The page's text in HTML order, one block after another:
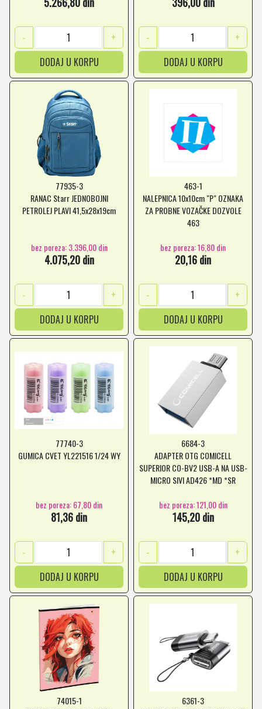
-
+
DODAJ U KORPU
-
+
DODAJ U KORPU
77935-3
RANAC Starr JEDNOBOJNI
PETROLEJ PLAVI 41,5x28x19cm
bez poreza: 3.396,00 din
4.075,20 din
-
+
DODAJ U KORPU
463-1
NALEPNICA 10x10cm "P" OZNAKA
ZA PROBNE VOZAČKE DOZVOLE
463
bez poreza: 16,80 din
20,16 din
-
+
DODAJ U KORPU
77740-3
GUMICA CVET YL221516 1/24 WY
bez poreza: 67,80 din
81,36 din
-
+
DODAJ U KORPU
6684-3
ADAPTER OTG COMICELL
SUPERIOR CO-BV2 USB-A NA USB-
MICRO SIVI AD426 *MD *SR
bez poreza: 121,00 din
145,20 din
-
+
DODAJ U KORPU
74015-1
6361-3